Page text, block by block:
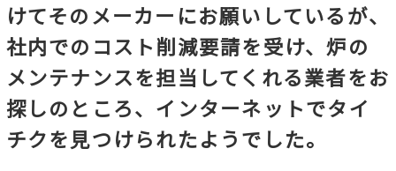
けてそのメーカーにお願いしているが、
社内でのコスト削減要請を受け、炉の
メンテナンスを担当してくれる業者をお
探しのところ、インターネットでタイ
チクを見つけられたようでした。